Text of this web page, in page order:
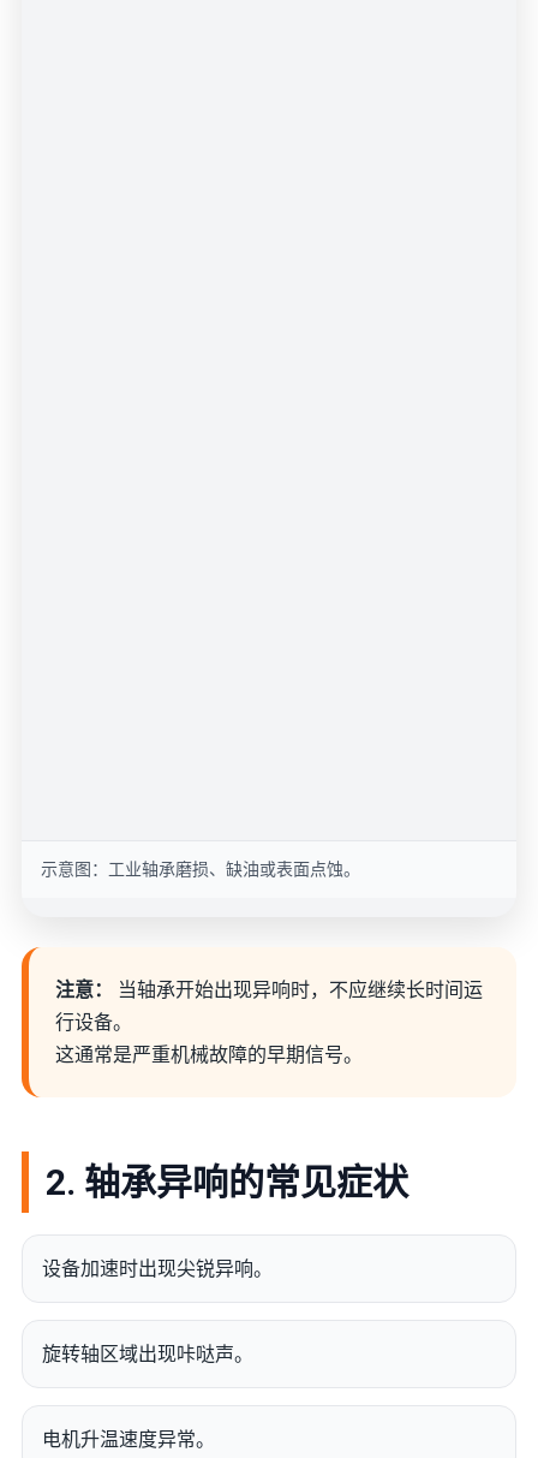
示意图：工业轴承磨损、缺油或表面点蚀。
注意：
当轴承开始出现异响时，不应继续长时间运
行设备。
这通常是严重机械故障的早期信号。
2. 轴承异响的常见症状
设备加速时出现尖锐异响。
旋转轴区域出现咔哒声。
电机升温速度异常。